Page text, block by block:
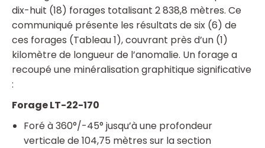
dix-huit (18) forages totalisant 2 838,8 mètres. Ce
communiqué présente les résultats de six (6) de
ces forages (Tableau 1), couvrant près d’un (1)
kilomètre de longueur de l’anomalie. Un forage a
recoupé une minéralisation graphitique significative
:
Forage LT-22-170
Foré à 360°/-45° jusqu’à une profondeur
verticale de 104,75 mètres sur la section